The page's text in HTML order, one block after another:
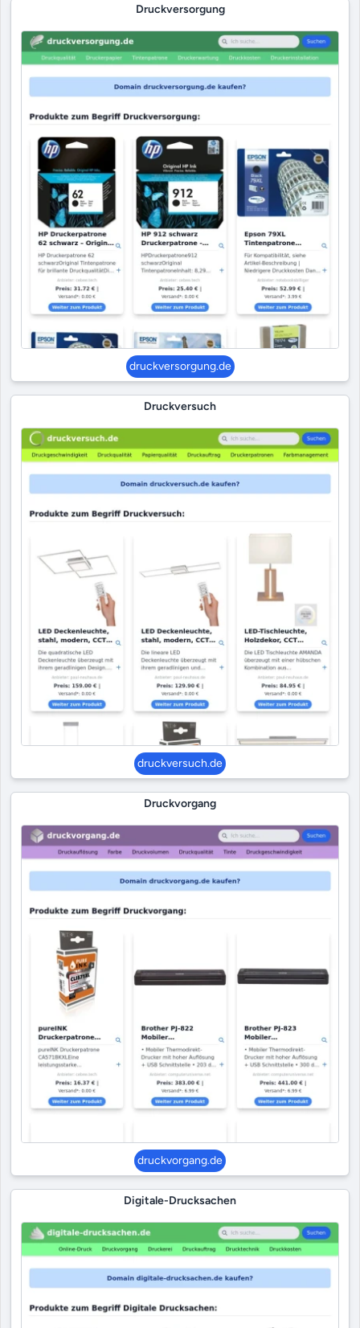
Druckversorgung
druckversorgung.de
Druckversuch
druckversuch.de
Druckvorgang
druckvorgang.de
Digitale-Drucksachen